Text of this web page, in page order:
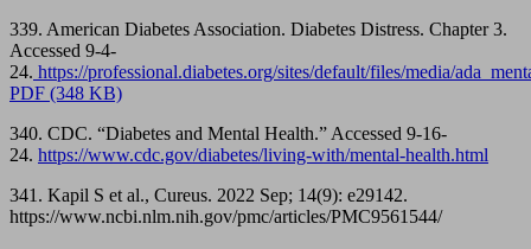
339. American Diabetes Association. Diabetes Distress. Chapter 3.
Accessed 9-4-
24. https://professional.diabetes.org/sites/default/files/media/
PDF (348 KB)
340. CDC. “Diabetes and Mental Health.” Accessed 9-16-
24. https://www.cdc.gov/diabetes/living-with/mental-health.html
341. Kapil S et al., Cureus. 2022 Sep; 14(9): e29142.
https://www.ncbi.nlm.nih.gov/pmc/articles/PMC9561544/